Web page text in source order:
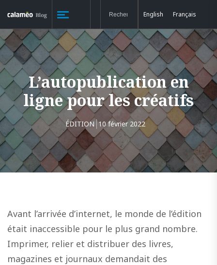
English Français
L’autopublication en
ligne pour les créatifs
ÉDITION 10 février 2022
Avant l’arrivée d’internet, le monde de l’édition
était inaccessible pour le plus grand nombre.
Imprimer, relier et distribuer des livres,
magazines et journaux demandait des